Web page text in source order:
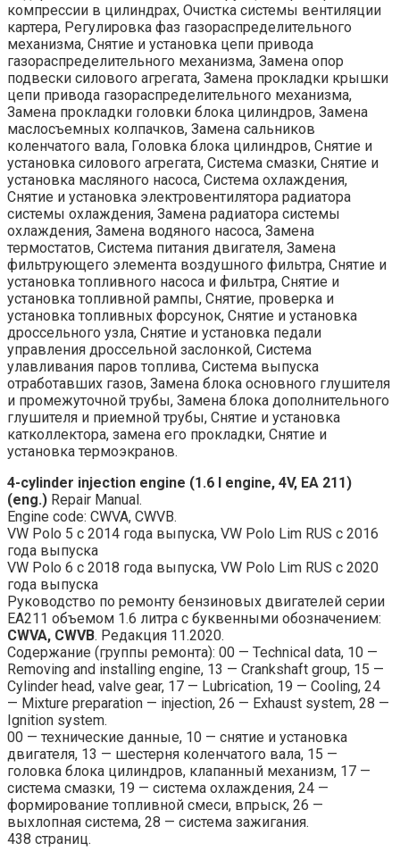
компрессии в цилиндрах, Очистка системы вентиляции
картера, Регулировка фаз газораспределительного
механизма, Снятие и установка цепи привода
газораспределительного механизма, Замена опор
подвески силового агрегата, Замена прокладки крышки
цепи привода газораспределительного механизма,
Замена прокладки головки блока цилиндров, Замена
маслосъемных колпачков, Замена сальников
коленчатого вала, Головка блока цилиндров, Снятие и
установка силового агрегата, Система смазки, Снятие и
установка масляного насоса, Система охлаждения,
Снятие и установка электровентилятора радиатора
системы охлаждения, Замена радиатора системы
охлаждения, Замена водяного насоса, Замена
термостатов, Система питания двигателя, Замена
фильтрующего элемента воздушного фильтра, Снятие и
установка топливного насоса и фильтра, Снятие и
установка топливной рампы, Снятие, проверка и
установка топливных форсунок, Снятие и установка
дроссельного узла, Снятие и установка педали
управления дроссельной заслонкой, Система
улавливания паров топлива, Система выпуска
отработавших газов, Замена блока основного глушителя
и промежуточной трубы, Замена блока дополнительного
глушителя и приемной трубы, Снятие и установка
катколлектора, замена его прокладки, Снятие и
установка термоэкранов.
4-cylinder injection engine (1.6 l engine, 4V, EA 211)
(eng.) Repair Manual.
Engine code: CWVA, CWVB.
VW Polo 5 с 2014 года выпуска, VW Polo Lim RUS с 2016
года выпуска
VW Polo 6 с 2018 года выпуска, VW Polo Lim RUS с 2020
года выпуска
Руководство по ремонту бензиновых двигателей серии
EA211 объемом 1.6 литра с буквенными обозначением:
CWVA, CWVB. Редакция 11.2020.
Содержание (группы ремонта): 00 — Technical data, 10 —
Removing and installing engine, 13 — Crankshaft group, 15 —
Cylinder head, valve gear, 17 — Lubrication, 19 — Cooling, 24
— Mixture preparation — injection, 26 — Exhaust system, 28 —
Ignition system.
00 — технические данные, 10 — снятие и установка
двигателя, 13 — шестерня коленчатого вала, 15 —
головка блока цилиндров, клапанный механизм, 17 —
система смазки, 19 — система охлаждения, 24 —
формирование топливной смеси, впрыск, 26 —
выхлопная система, 28 — система зажигания.
438 страниц.